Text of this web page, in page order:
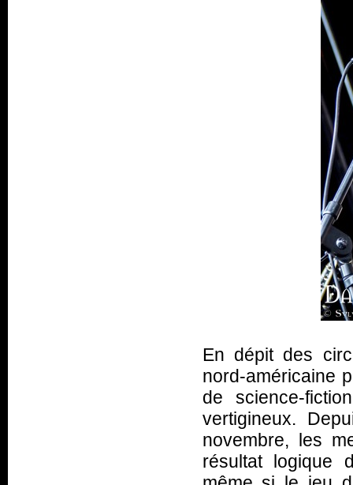
En dépit des
nord-américaine
de science-
vertigineux.
novembre, les
résultat logique